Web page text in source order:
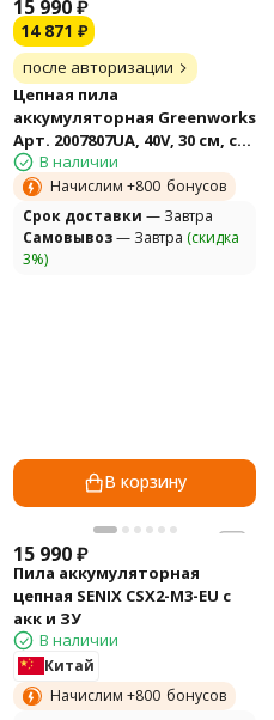
15 990₽
14 871 ₽
после авторизации
Цепная пила
аккумуляторная Greenworks
Арт. 2007807UA, 40V, 30 см, с
1xАКБ 2Ач и ЗУ
В наличии
Начислим +800 бонусов
Cрок доставки — Завтра
Самовывоз— Завтра (скидка
3%)
В корзину
15 990₽
Пила аккумуляторная
цепная SENIX CSX2-M3-EU с
акк и ЗУ
В наличии
Китай
Начислим +800 бонусов